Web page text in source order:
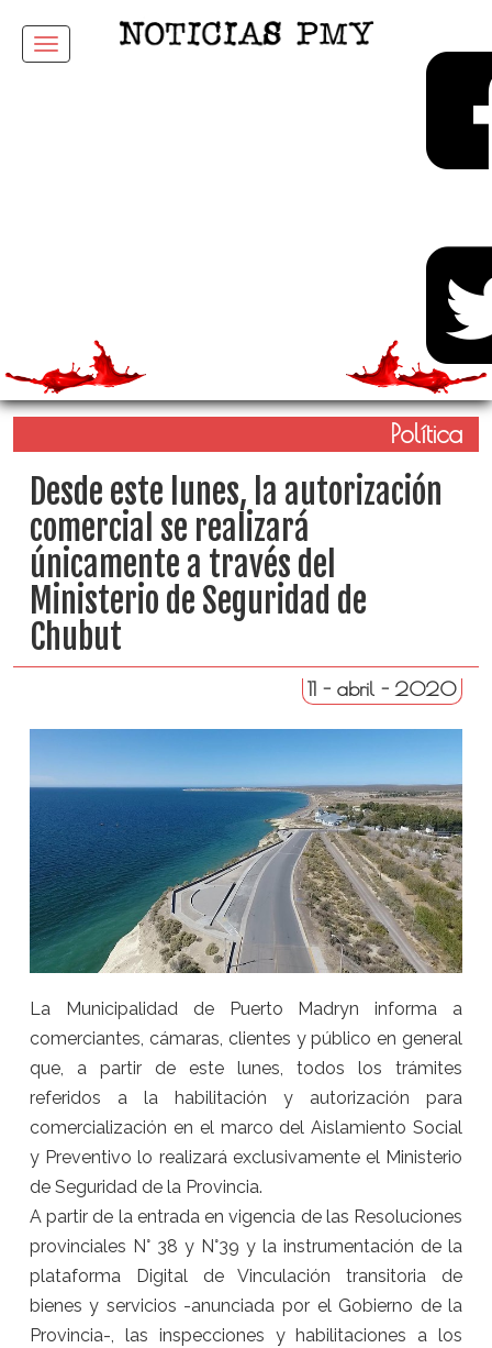
Menu
Política
Desde este lunes, la autorización
comercial se realizará
únicamente a través del
Ministerio de Seguridad de
Chubut
11 - abril - 2020
La Municipalidad de Puerto Madryn informa a
comerciantes, cámaras, clientes y público en general
que, a partir de este lunes, todos los trámites
referidos a la habilitación y autorización para
comercialización en el marco del Aislamiento Social
y Preventivo lo realizará exclusivamente el Ministerio
de Seguridad de la Provincia.
A partir de la entrada en vigencia de las Resoluciones
provinciales N° 38 y N°39 y la instrumentación de la
plataforma Digital de Vinculación transitoria de
bienes y servicios -anunciada por el Gobierno de la
Provincia-, las inspecciones y habilitaciones a los